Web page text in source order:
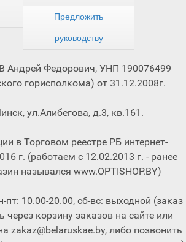
Предложить
руководству
Федорович, УНП 190076499
горисполкома) от 31.12.2008г.
ул.Алибегова, д.3, кв.161.
в Торговом реестре РБ интернет-
г. (работаем с 12.02.2013 г. - ранее
назывался www.OPTISHOP.BY)
10.00-20.00, сб-вс: выходной (заказ
корзину заказов на сайте или
zakaz@belaruskae.by, либо позвонить